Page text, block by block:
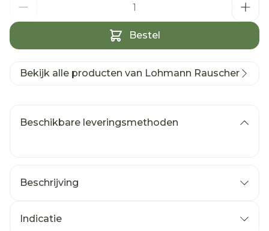
Bestel
Bekijk alle producten van Lohmann Rauscher
Beschikbare leveringsmethoden
Beschrijving
Indicatie